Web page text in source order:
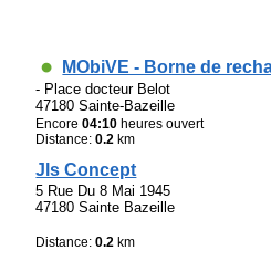
MObiVE - Borne de
- Place docteur Belot
47180 Sainte-Bazeille
Encore04:10 heures ouvert
Distance:0.2 km
Jls Concept
5 Rue Du 8 Mai 1945
47180 Sainte Bazeille
Distance:0.2 km